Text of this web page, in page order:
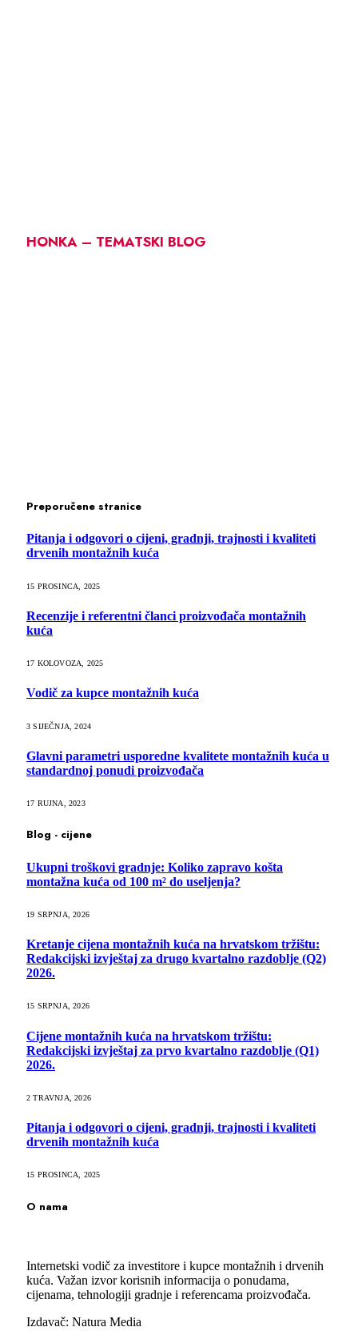
HONKA – TEMATSKI BLOG
Preporučene stranice
Pitanja i odgovori o cijeni, gradnji, trajnosti i kvaliteti
drvenih montažnih kuća
15 PROSINCA, 2025
Recenzije i referentni članci proizvođača montažnih
kuća
17 KOLOVOZA, 2025
Vodič za kupce montažnih kuća
3 SIJEČNJA, 2024
Glavni parametri usporedne kvalitete montažnih kuća u
standardnoj ponudi proizvođača
17 RUJNA, 2023
Blog - cijene
Ukupni troškovi gradnje: Koliko zapravo košta
montažna kuća od 100 m² do useljenja?
19 SRPNJA, 2026
Kretanje cijena montažnih kuća na hrvatskom tržištu:
Redakcijski izvještaj za drugo kvartalno razdoblje (Q2)
2026.
15 SRPNJA, 2026
Cijene montažnih kuća na hrvatskom tržištu:
Redakcijski izvještaj za prvo kvartalno razdoblje (Q1)
2026.
2 TRAVNJA, 2026
Pitanja i odgovori o cijeni, gradnji, trajnosti i kvaliteti
drvenih montažnih kuća
15 PROSINCA, 2025
O nama
Internetski vodič za investitore i kupce montažnih i drvenih
kuća. Važan izvor korisnih informacija o ponudama,
cijenama, tehnologiji gradnje i referencama proizvođača.
Izdavač: Natura Media